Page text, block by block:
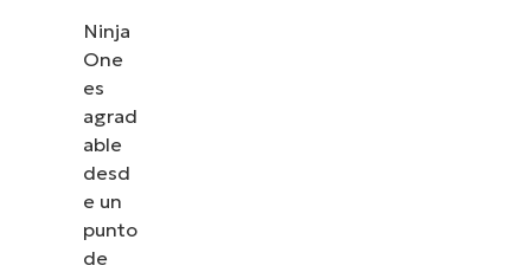
Ninja
One
es
agrad
able
desd
e un
punto
de